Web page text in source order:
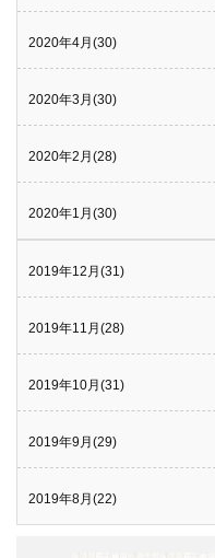
2020年4月(30)
2020年3月(30)
2020年2月(28)
2020年1月(30)
2019年12月(31)
2019年11月(28)
2019年10月(31)
2019年9月(29)
2019年8月(22)